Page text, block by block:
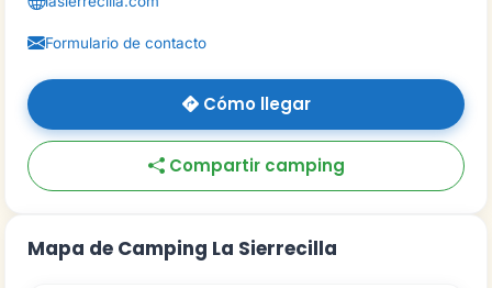
Formulario de contacto
Cómo llegar
Compartir camping
Mapa de Camping La Sierrecilla